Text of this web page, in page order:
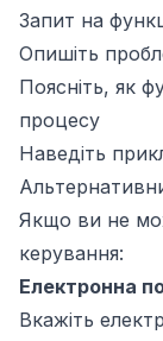
Запит на
Опишіть
Поясніть, як
процесу
Наведіть
Якщо ви не
керування:
Електронна
Вкажіть